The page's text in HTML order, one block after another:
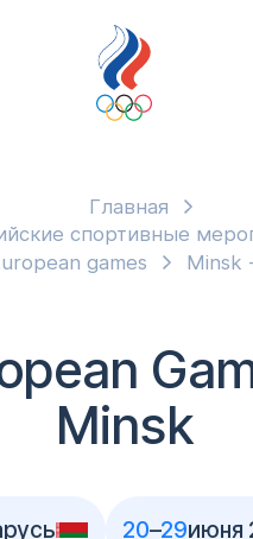
Главная
спортивные
games
Minsk
Minsk
20–29июня